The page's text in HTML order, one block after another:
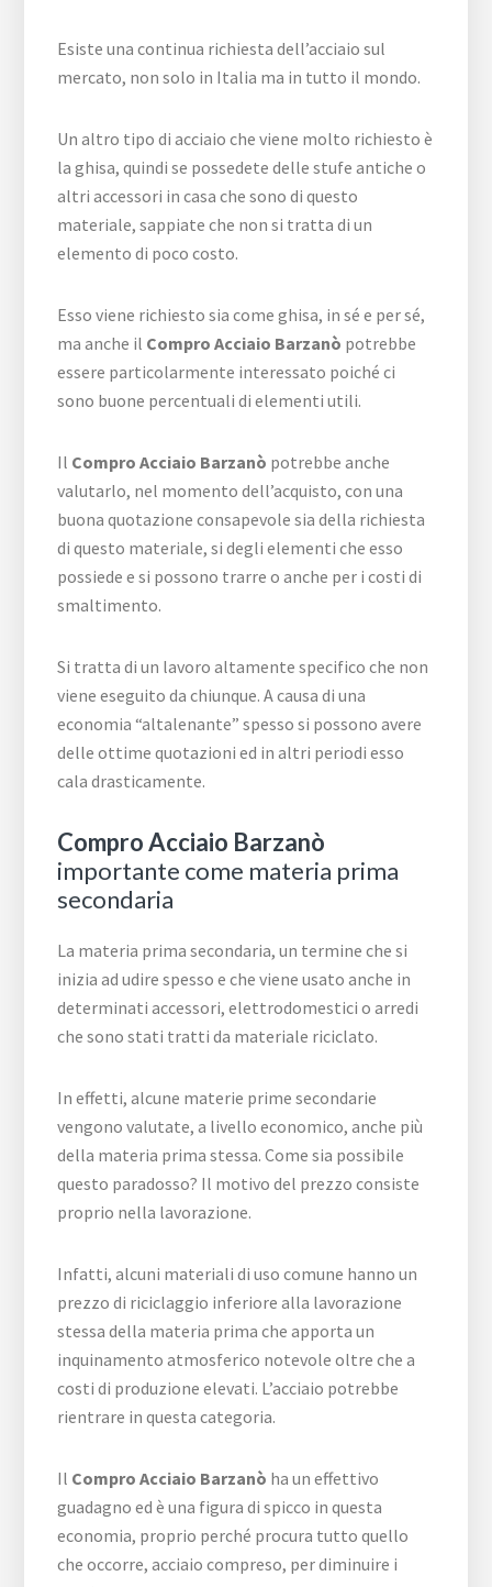
Esiste una continua richiesta dell’acciaio sul
mercato, non solo in Italia ma in tutto il mondo.
Un altro tipo di acciaio che viene molto richiesto è
la ghisa, quindi se possedete delle stufe antiche o
altri accessori in casa che sono di questo
materiale, sappiate che non si tratta di un
elemento di poco costo.
Esso viene richiesto sia come ghisa, in sé e per sé,
ma anche il Compro Acciaio Barzanò potrebbe
essere particolarmente interessato poiché ci
sono buone percentuali di elementi utili.
Il Compro Acciaio Barzanò potrebbe anche
valutarlo, nel momento dell’acquisto, con una
buona quotazione consapevole sia della richiesta
di questo materiale, si degli elementi che esso
possiede e si possono trarre o anche per i costi di
smaltimento.
Si tratta di un lavoro altamente specifico che non
viene eseguito da chiunque. A causa di una
economia “altalenante” spesso si possono avere
delle ottime quotazioni ed in altri periodi esso
cala drasticamente.
Compro Acciaio Barzanò
importante come materia prima
secondaria
La materia prima secondaria, un termine che si
inizia ad udire spesso e che viene usato anche in
determinati accessori, elettrodomestici o arredi
che sono stati tratti da materiale riciclato.
In effetti, alcune materie prime secondarie
vengono valutate, a livello economico, anche più
della materia prima stessa. Come sia possibile
questo paradosso? Il motivo del prezzo consiste
proprio nella lavorazione.
Infatti, alcuni materiali di uso comune hanno un
prezzo di riciclaggio inferiore alla lavorazione
stessa della materia prima che apporta un
inquinamento atmosferico notevole oltre che a
costi di produzione elevati. L’acciaio potrebbe
rientrare in questa categoria.
Il Compro Acciaio Barzanò ha un effettivo
guadagno ed è una figura di spicco in questa
economia, proprio perché procura tutto quello
che occorre, acciaio compreso, per diminuire i